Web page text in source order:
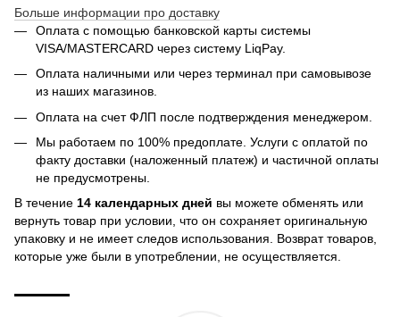
Больше информации про доставку
Оплата с помощью банковской карты системы
VISA/MASTERCARD через систему LiqPay.
Оплата наличными или через терминал при самовывозе
из наших магазинов.
Оплата на счет ФЛП после подтверждения менеджером.
Мы работаем по 100% предоплате. Услуги с оплатой по
факту доставки (наложенный платеж) и частичной оплаты
не предусмотрены.
В течение 14 календарных дней вы можете обменять или
вернуть товар при условии, что он сохраняет оригинальную
упаковку и не имеет следов использования. Возврат товаров,
которые уже были в употреблении, не осуществляется.